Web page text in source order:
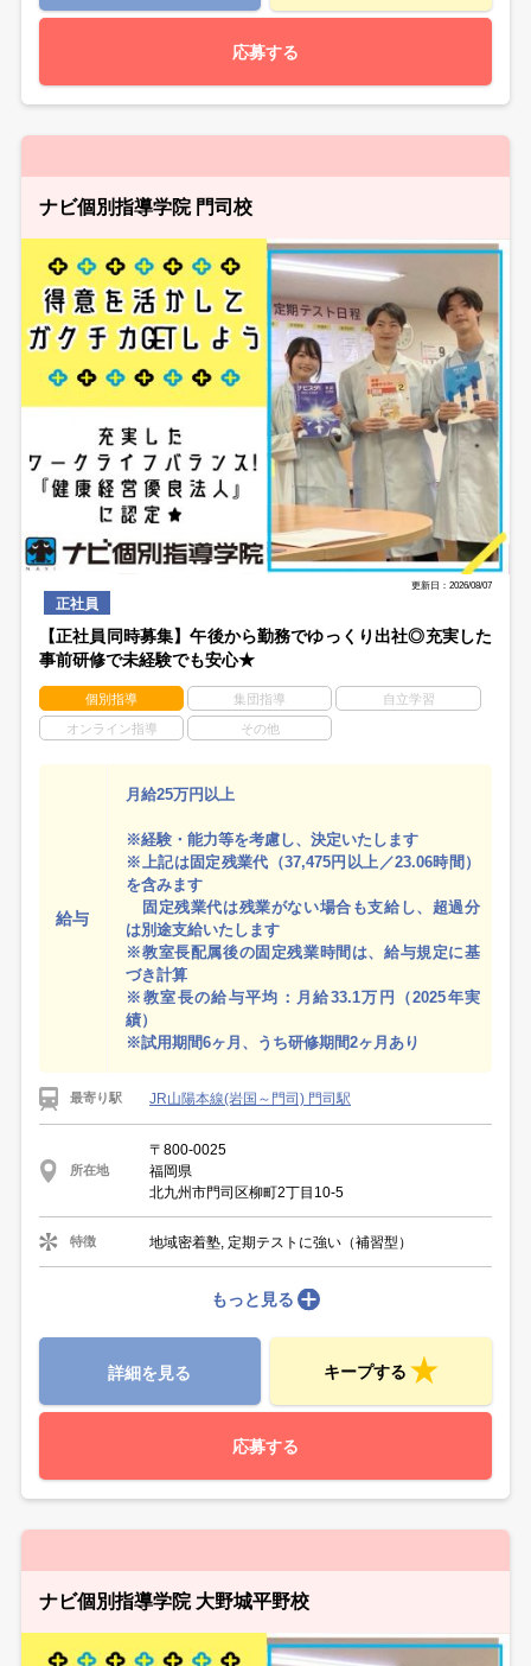
応募する
ナビ個別指導学院 門司校
更新日：2026/08/07
正社員
【正社員同時募集】午後から勤務でゆっくり出社◎充実した
事前研修で未経験でも安心★
個別指導 集団指導 自立学習
オンライン指導 その他
給与
月給25万円以上
※経験・能力等を考慮し、決定いたします
※上記は固定残業代（37,475円以上／23.06時間）
を含みます
固定残業代は残業がない場合も支給し、超過分
は別途支給いたします
※教室長配属後の固定残業時間は、給与規定に基
づき計算
※教室長の給与平均：月給33.1万円（2025年実
績）
※試用期間6ヶ月、うち研修期間2ヶ月あり
最寄り駅 JR山陽本線(岩国～門司) 門司駅
所在地
〒800-0025
福岡県
北九州市門司区柳町2丁目10-5
特徴 地域密着塾, 定期テストに強い（補習型）
もっと見る
詳細を見る キープする
応募する
ナビ個別指導学院 大野城平野校